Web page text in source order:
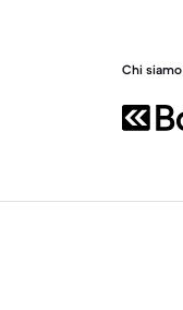
Chi siamo